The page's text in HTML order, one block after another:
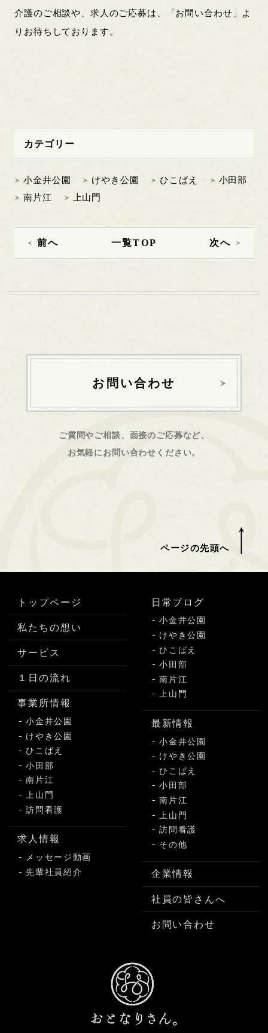
介護のご相談や、求人のご応募は、「お問い合わせ」よ
りお待ちしております。
カテゴリー
小金井公園 けやき公園 ひこばえ
小田部
南片江
上山門
前へ 一覧TOP 次へ
お問い合わせ
ご質問やご相談、面接のご応募など、
お気軽にお問い合わせください。
ページの先頭へ
トップページ
私たちの想い
サービス
１日の流れ
事業所情報
小金井公園
けやき公園
ひこばえ
小田部
南片江
上山門
訪問看護
求人情報
メッセージ動画
先輩社員紹介
日常ブログ
小金井公園
けやき公園
ひこばえ
小田部
南片江
上山門
最新情報
小金井公園
けやき公園
ひこばえ
小田部
南片江
上山門
訪問看護
その他
企業情報
社員の皆さんへ
お問い合わせ